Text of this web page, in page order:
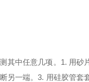
其中任意几项。 1. 用砂
另一端。3. 用硅胶管套